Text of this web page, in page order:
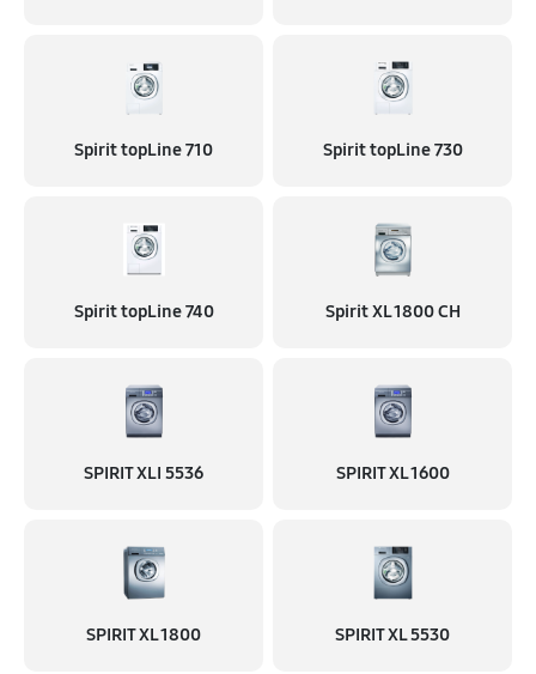
Spirit topLine 710 Spirit topLine 730
Spirit topLine 740 Spirit XL 1800 CH
SPIRIT XLI 5536 SPIRIT XL 1600
SPIRIT XL 1800 SPIRIT XL 5530